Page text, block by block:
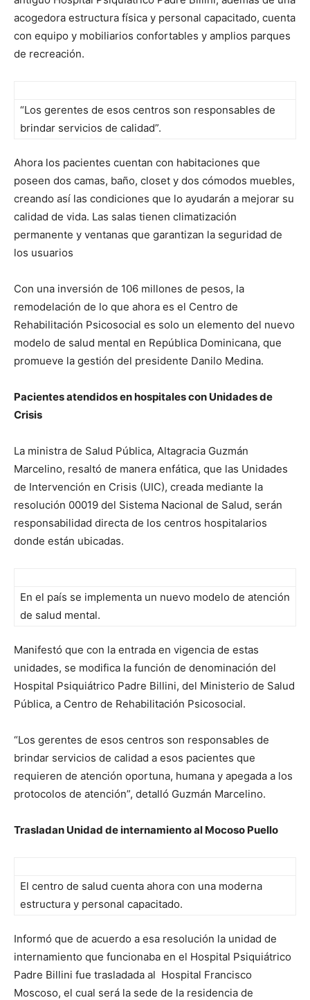
acogedora estructura física y personal capacitado, cuenta
con equipo y mobiliarios confortables y amplios parques
de recreación.
“Los gerentes de esos centros son responsables de
brindar servicios de calidad”.
Ahora los pacientes cuentan con habitaciones que
poseen dos camas, baño, closet y dos cómodos muebles,
creando así las condiciones que lo ayudarán a mejorar su
calidad de vida. Las salas tienen climatización
permanente y ventanas que garantizan la seguridad de
los usuarios
Con una inversión de 106 millones de pesos, la
remodelación de lo que ahora es el Centro de
Rehabilitación Psicosocial es solo un elemento del nuevo
modelo de salud mental en República Dominicana, que
promueve la gestión del presidente Danilo Medina.
Pacientes atendidos en hospitales con Unidades de
Crisis
La ministra de Salud Pública, Altagracia Guzmán
Marcelino, resaltó de manera enfática, que las Unidades
de Intervención en Crisis (UIC), creada mediante la
resolución 00019 del Sistema Nacional de Salud, serán
responsabilidad directa de los centros hospitalarios
donde están ubicadas.
En el país se implementa un nuevo modelo de atención
de salud mental.
Manifestó que con la entrada en vigencia de estas
unidades, se modifica la función de denominación del
Hospital Psiquiátrico Padre Billini, del Ministerio de Salud
Pública, a Centro de Rehabilitación Psicosocial.
“Los gerentes de esos centros son responsables de
brindar servicios de calidad a esos pacientes que
requieren de atención oportuna, humana y apegada a los
protocolos de atención”, detalló Guzmán Marcelino.
Trasladan Unidad de internamiento al Mocoso Puello
El centro de salud cuenta ahora con una moderna
estructura y personal capacitado.
Informó que de acuerdo a esa resolución la unidad de
internamiento que funcionaba en el Hospital Psiquiátrico
Padre Billini fue trasladada al Hospital Francisco
Moscoso, el cual será la sede de la residencia de